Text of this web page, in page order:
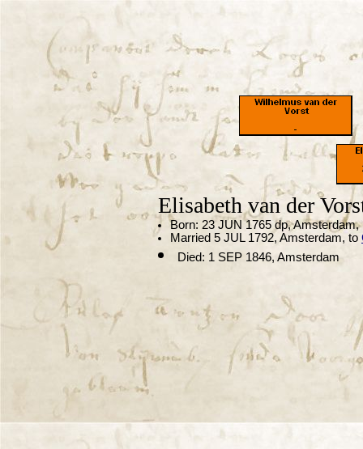
Elisabeth van der
Born: 23 JUN 1765 dp, Amsterdam,
Married 5 JUL 1792, Amsterdam, to
Died: 1 SEP 1846, Amsterdam